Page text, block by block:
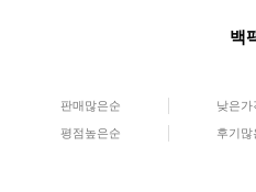
백
판매많은순 낮은가
평점높은순 후기많